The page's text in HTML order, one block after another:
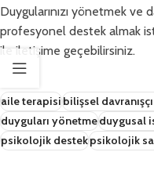
Duygularınızı yönetmek ve
profesyonel destek almak
ile iletişime geçebilirsiniz.
aile terapisibilişsel
duyguları yönetmeduygusal
psikolojik destekpsikolojik